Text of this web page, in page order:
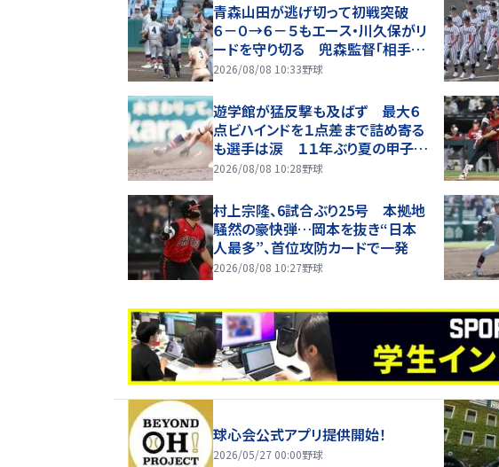
青森山田が逃げ切って初戦突破
６－０→６－５もエース・川久保がリ
ードを守り切る 兜森監督「相手の
方が７割くらいよかった」選手も丁寧
2026/08/08 10:33野球
遊学館が猛反撃も及ばず 最大６
点ビハインドを１点差まで詰め寄る
も選手は涙 １１年ぶり夏の甲子園
で初戦敗退
2026/08/08 10:28野球
村上宗隆、6試合ぶり25号 本拠地
騒然の豪快弾…岡本を抜き“日本
人最多”、首位攻防カードで一発
2026/08/08 10:27野球
球心会公式アプリ提供開始！
2026/05/27 00:00野球